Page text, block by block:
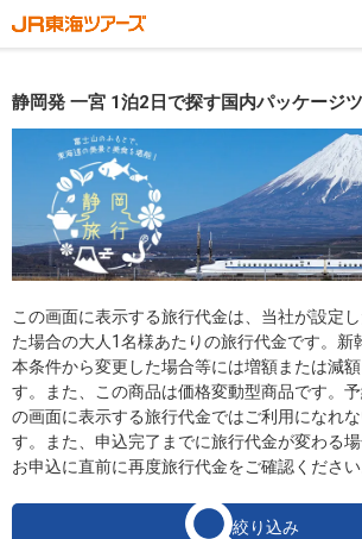
静岡発 一宮 1泊2日で探す国内パッケージ
この画面に表示する旅行代金は、当社が設定
た場合の大人1名様あたりの旅行代金です。新
本条件から変更した場合等には増額または減
す。また、この商品は価格変動型商品です。
の画面に表示する旅行代金ではご利用になれ
す。また、申込完了までに旅行代金が変わる場
お申込に直前に再度旅行代金をご確認ください
絞り込み